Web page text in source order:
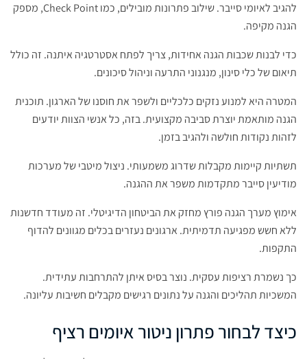
להגיב לאיומי סייבר. שילוב פתרונות מובילים, כמו Check Point, מספק
הגנה מקיפה.
כדי לבנות שכבות הגנה אחידות, צריך לפתח אסטרטגיה איתנה. זה כולל
תיאום של כלי סינון, מנגנוני התרעה וניהול סיכונים.
המטרה היא למנוע נזקים כלכליים ולשפר את חוסנו של הארגון. תוכנית
הגנה מותאמת יוצרת סביבה מקצועית. בזה, כל אנשי הצוות יודעים
לזהות נקודות חולשה ולהגיב בזמן.
תשתיות קיימות מקבלות שדרוג משמעותי. ניצול מיטבי של מערכות
מודיעין סייבר מתקדמות משפר את ההגנה.
אימוץ מערך הגנה פורץ מחזק את הביטחון הדיגיטלי. זה מעודד חדשנות
ללא חשש מפגיעה תדמיתית. ארגונים נעזרים בכלים מגוונים להדוף
התקפות.
כך נשמרת רציפות עסקית. נוצר בסיס איתן להתרחבות עתידית.
המשכיות תהליכים והגנה על נתונים רגישים מקבלים חשיבות עליונה.
כיצד לבחור פתרון ניטור איומים רציף